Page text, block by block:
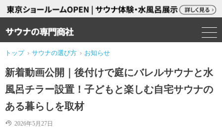
トップ › サウナの選び方 › お知らせ
新着動画公開｜後付けで庭にバレルサウナと水
風呂チラー設置！子どもと楽しむ自宅サウナの
ある暮らしを取材
2026年5月27日